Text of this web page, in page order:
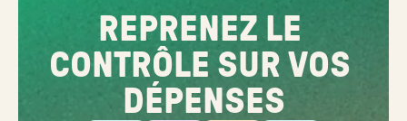
REPRENEZ LE
CONTRÔLE SUR VOS
DÉPENSES